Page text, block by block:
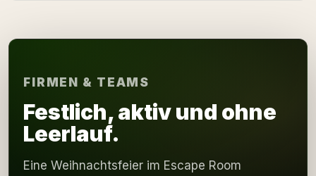
FIRMEN & TEAMS
Festlich, aktiv und ohne
Leerlauf.
Eine Weihnachtsfeier im Escape Room